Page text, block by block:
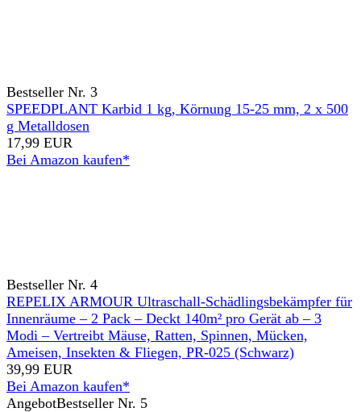
Bestseller Nr. 3
SPEEDPLANT Karbid 1 kg, Körnung 15-25 mm, 2 x 500
g Metalldosen
17,99 EUR
Bei Amazon kaufen*
Bestseller Nr. 4
REPELIX ARMOUR Ultraschall-Schädlingsbekämpfer für
Innenräume – 2 Pack – Deckt 140m² pro Gerät ab – 3
Modi – Vertreibt Mäuse, Ratten, Spinnen, Mücken,
Ameisen, Insekten & Fliegen, PR-025 (Schwarz)
39,99 EUR
Bei Amazon kaufen*
AngebotBestseller Nr. 5